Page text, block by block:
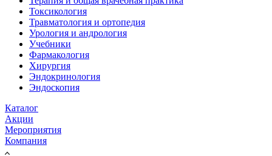
Токсикология
Травматология и ортопедия
Урология и андрология
Учебники
Фармакология
Хирургия
Эндокринология
Эндоскопия
Каталог
Акции
Мероприятия
Компания